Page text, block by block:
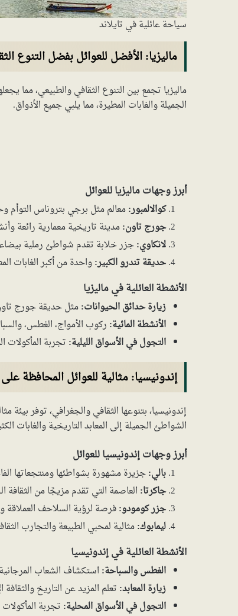
سياحة عائلية في تايلاند
ماليزيا: الأفضل للعوائل بفضل التنوع
ماليزيا تجمع بين التنوع الثقافي والطبيعي، مما
الجميلة والغابات المطيرة، مما يلبي جميع الأذواق.
أبرز وجهات ماليزيا للعوائل
كوالالمبور:معالم مثل برجي بتروناس التوأم
جورج تاون:مدينة تاريخية معمارية رائعة
لانكاوي:جزر خلابة تقدم شواطئ رملية
حديقة تندرو الكبير:واحدة من أكبر الغابات
الأنشطة العائلية في ماليزيا
زيارة حدائق الحيوانات:مثل حديقة جورج
الأنشطة المائية: ركوب الأمواج، الغطس،
التجول في الأسواق الليلية: تجربة المأكولات
إندونيسيا: مثالية للعوائل المحافظة على
إندونيسيا، بتنوعها الثقافي والجغرافي، توفر
الشواطئ الجميلة إلى المعابد التاريخية والغابات
أبرز وجهات إندونيسيا للعوائل
بالي:جزيرة مشهورة بشواطئها ومنتجعاتها
جاكرتا: العاصمة التي تقدم مزيجًا من الثقافة
جزر كومودو:فرصة لرؤية السلاحف العملاقة
ليمابوك:مثالية لمحبي الطبيعة والتجارب
الأنشطة العائلية في إندونيسيا
الغطس والسباحة: استكشاف الشعاب
زيارة المعابد: تعلم المزيد عن التاريخ والثقافة
التجول في الأسواق المحلية: تجربة المأكولات